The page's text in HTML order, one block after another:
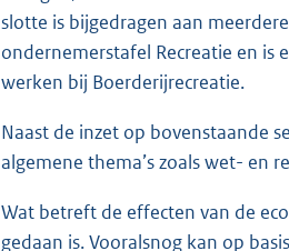
slotte is bijgedragen aan
ondernemerstafel Recreatie en is
werken bij Boerderijrecreatie.
Naast de inzet op bovenstaande
algemene thema’s zoals wet- en
Wat betreft de effecten van de
gedaan is. Vooralsnog kan op